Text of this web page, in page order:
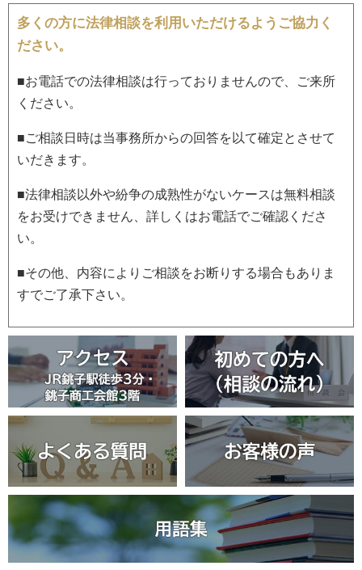
多くの方に法律相談を利用いただけるようご協力く
ださい。
■お電話での法律相談は行っておりませんので、ご来所
ください。
■ご相談日時は当事務所からの回答を以て確定とさせて
いだきます。
■法律相談以外や紛争の成熟性がないケースは無料相談
をお受けできません、詳しくはお電話でご確認くださ
い。
■その他、内容によりご相談をお断りする場合もありま
すでご了承下さい。